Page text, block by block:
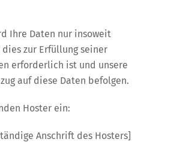
Ihre Daten nur insoweit
zur Erfüllung seiner
erforderlich ist und unsere
auf diese Daten befolgen.
Hoster ein:
Anschrift des Hosters]